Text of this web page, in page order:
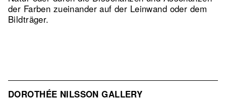
der Farben zueinander auf der Leinwand oder dem
Bildträger.
DOROTHÉE NILSSON GALLERY